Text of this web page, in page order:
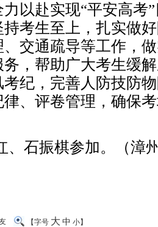
以赴实现“平安高考
考生至上，扎实做
、交通疏导等工作，
，帮助广大考生缓
纪，完善人防技防
、评卷管理，确保
、石振棋参加。（漳
【字号 大 中 小】